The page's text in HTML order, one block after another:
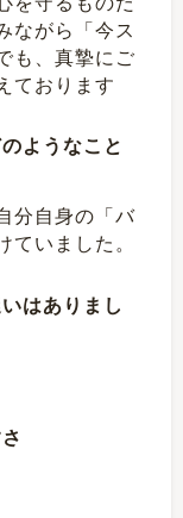
ながら「今ス
も、真摯にご
ております
ようなこと
分自身の「バ
ていました。
はありまし